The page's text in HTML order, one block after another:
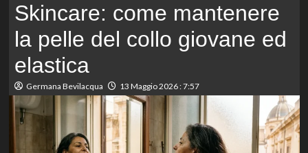
Skincare: come mantenere
la pelle del collo giovane ed
elastica
Germana Bevilacqua 13 Maggio 2026 : 7:57